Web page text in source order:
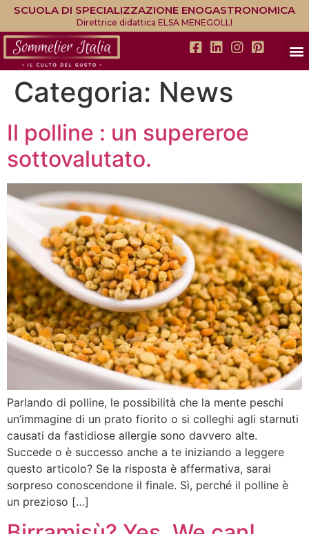
SCUOLA DI SPECIALIZZAZIONE ENOGASTRONOMICA
Direttrice didattica ELSA MENEGOLLI
Categoria: News
Il polline : un supereroe
sottovalutato.
Parlando di polline, le possibilità che la mente peschi
un’immagine di un prato fiorito o si colleghi agli starnuti
causati da fastidiose allergie sono davvero alte.
Succede o è successo anche a te iniziando a leggere
questo articolo? Se la risposta è affermativa, sarai
sorpreso conoscendone il finale. Sì, perché il polline è
un prezioso […]